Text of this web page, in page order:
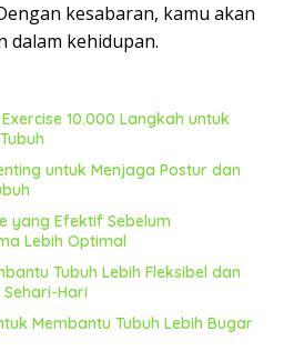
kesabaran, kamu akan
dalam kehidupan.
10.000 Langkah untuk
untuk Menjaga Postur dan
yang Efektif Sebelum
Lebih Optimal
Tubuh Lebih Fleksibel dan
Hari
Membantu Tubuh Lebih Bugar